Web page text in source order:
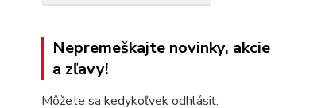
Nepremeškajte novinky, akcie
a zľavy!
Môžete sa kedykoľvek odhlásiť.